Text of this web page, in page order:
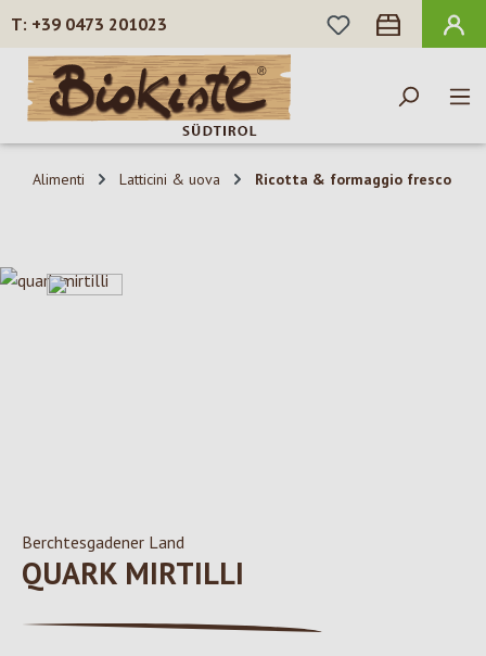
Passa al contenuto principale
+39 0473 201023
HAI 0 ARTICOLI
Alimenti Latticini & uova Ricotta & formaggio fresco
Salta la galleria di immagini
Berchtesgadener Land
QUARK MIRTILLI